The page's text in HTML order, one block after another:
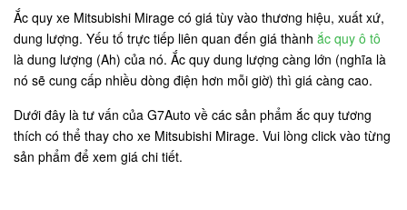
Ắc quy xe Mitsubishi Mirage có giá tùy vào thương hiệu, xuất xứ,
dung lượng. Yếu tố trực tiếp liên quan đến giá thành ắc quy ô tô
là dung lượng (Ah) của nó. Ắc quy dung lượng càng lớn (nghĩa là
nó sẽ cung cấp nhiều dòng điện hơn mỗi giờ) thì giá càng cao.
Dưới đây là tư vấn của G7Auto về các sản phẩm ắc quy tương
thích có thể thay cho xe Mitsubishi Mirage. Vui lòng click vào từng
sản phẩm để xem giá chi tiết.